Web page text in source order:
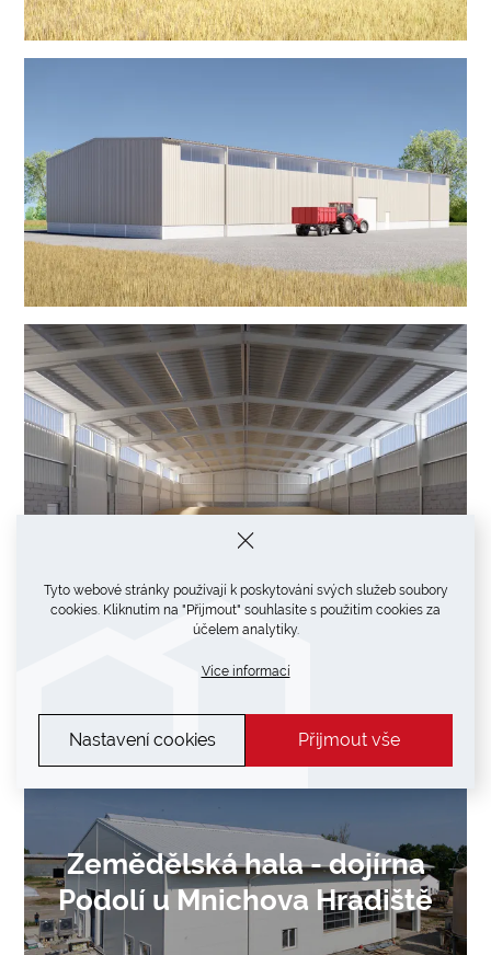
Tyto webové stránky používají k poskytování svých služeb soubory
cookies. Kliknutím na "Přijmout" souhlasíte s použitím cookies za
účelem analytiky.
Více informací
Nastavení cookies Přijmout vše
Reference zemědělských hal
Zemědělská hala - dojírna
Podolí u Mnichova Hradiště